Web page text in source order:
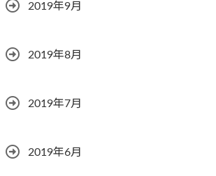
2019年9月
2019年8月
2019年7月
2019年6月